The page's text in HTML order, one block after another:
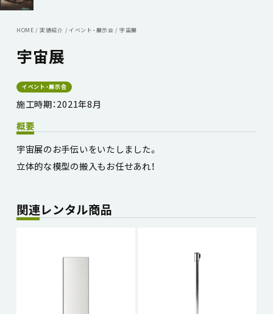
HOME / 実績紹介 / イベント・展示会 / 宇宙展
宇宙展
イベント・展示会
施工時期：2021年8月
概要
宇宙展のお手伝いをいたしました。
立体的な模型の搬入もお任せあれ！
関連レンタル商品